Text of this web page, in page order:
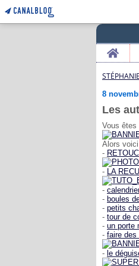
Home
8
Les
Vous êtes
Alors
-
- LA
-
- boules
- petits
- tour de
- un porte
- faire
- le